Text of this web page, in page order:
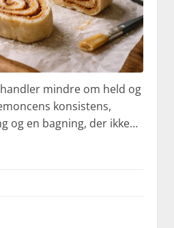
mindre om held og
konsistens,
og en bagning, der ikke…